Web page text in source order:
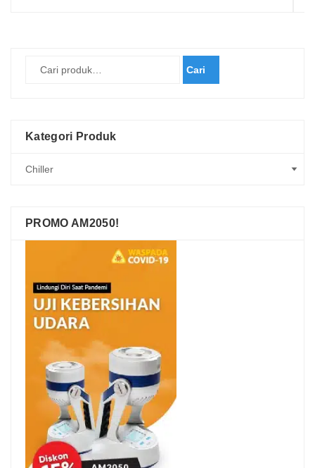
Cari
Kategori Produk
PROMO AM2050!